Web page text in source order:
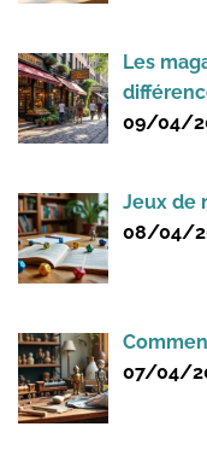
Les
09/04/
Jeux de
08/04/
07/04/